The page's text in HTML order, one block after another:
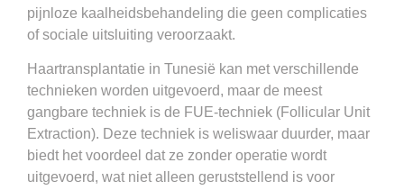
pijnloze kaalheidsbehandeling die geen complicaties
of sociale uitsluiting veroorzaakt.
Haartransplantatie in Tunesië kan met verschillende
technieken worden uitgevoerd, maar de meest
gangbare techniek is de FUE-techniek (Follicular Unit
Extraction). Deze techniek is weliswaar duurder, maar
biedt het voordeel dat ze zonder operatie wordt
uitgevoerd, wat niet alleen geruststellend is voor